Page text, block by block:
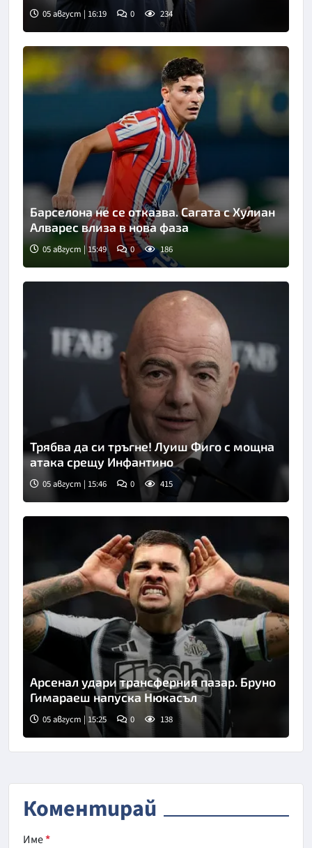
Снимка: goggle
05 август | 16:19 0 234
Снимка: goggle
Барселона не се отказва. Сагата с Хулиан
Алварес влиза в нова фаза
05 август | 15:49 0 186
Снимка: Кийстоун
Трябва да си тръгне! Луиш Фиго с мощна
атака срещу Инфантино
05 август | 15:46 0 415
Снимка: goggle
Арсенал удари трансферния пазар. Бруно
Гимараеш напуска Нюкасъл
05 август | 15:25 0 138
Коментирай
Име*